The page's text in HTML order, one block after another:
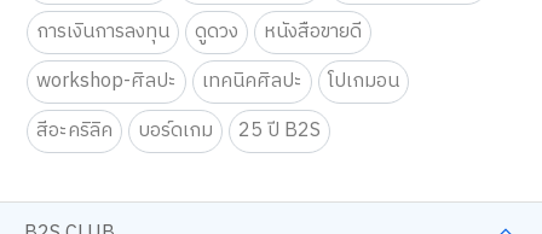
การเงินการลงทุน
ดูดวง
หนังสือขายดี
workshop-ศิลปะ
เทคนิคศิลปะ
โปเกมอน
สีอะคริลิค
บอร์ดเกม 25 ปี B2S